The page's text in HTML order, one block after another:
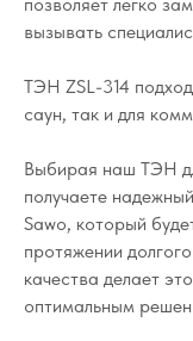
позволяет легко
вызывать
ТЭН ZSL-314
саун, так и для
Выбирая наш ТЭН
получаете
Sawo, который
протяжении
качества делает
оптимальным